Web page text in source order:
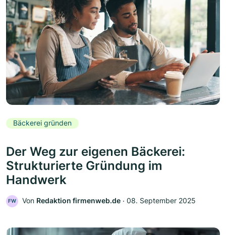
Bäckerei gründen
Der Weg zur eigenen Bäckerei:
Strukturierte Gründung im
Handwerk
FW Von Redaktion firmenweb.de ‧ 08. September 2025